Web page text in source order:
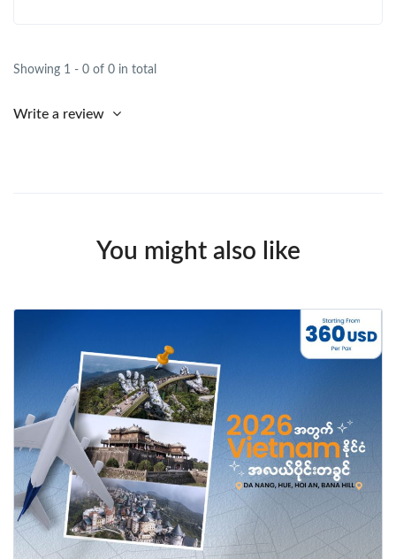
Showing 1 - 0 of 0 in total
Write a review
You might also like